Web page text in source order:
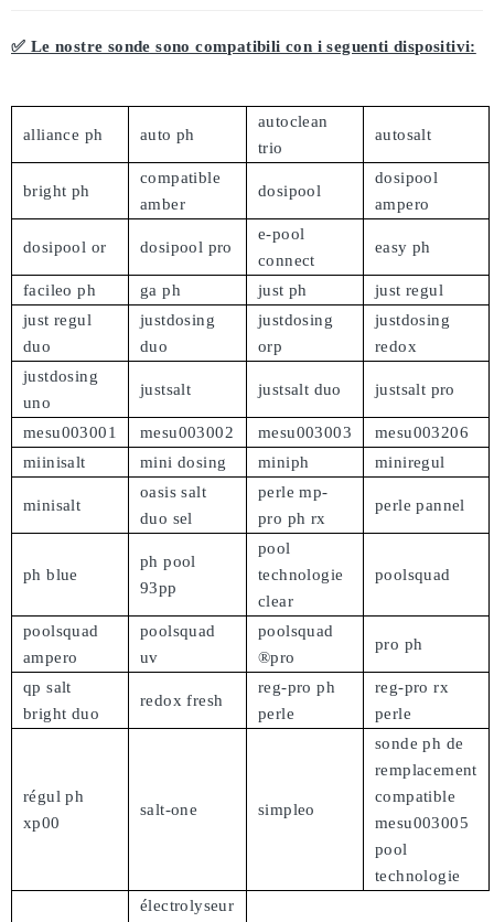
✅ Le nostre sonde sono compatibili con i seguenti dispositivi:
alliance ph auto ph
autoclean
trio
autosalt
bright ph
compatible
amber
dosipool
dosipool
ampero
dosipool or dosipool pro
e-pool
connect
easy ph
facileo ph ga ph just ph
just regul
just regul
duo
justdosing
duo
justdosing
orp
justdosing
redox
justdosing
uno
justsalt justsalt duo justsalt pro
mesu003001 mesu003002 mesu003003
mesu003206
miinisalt
mini dosing miniph miniregul
minisalt
oasis salt
duo sel
perle mp-
pro ph rx
perle pannel
ph blue
ph pool
93pp
pool
technologie
clear
poolsquad
poolsquad
ampero
poolsquad
uv
poolsquad
®pro
pro ph
qp salt
bright duo
redox fresh
reg-pro ph
perle
reg-pro rx
perle
régul ph
xp00
salt-one simpleo
sonde ph de
remplacement
compatible
mesu003005
pool
technologie
électrolyseur